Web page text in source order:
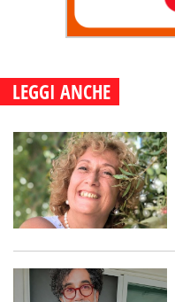
LEGGI ANCHE